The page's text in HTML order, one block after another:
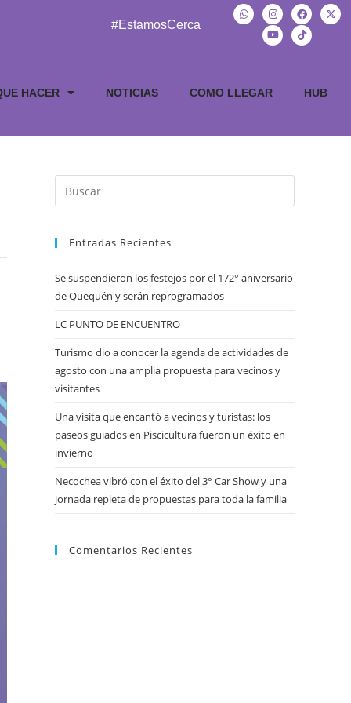
#EstamosCerca
HACER NOTICIAS COMO LLEGAR HUB
Entradas Recientes
Se suspendieron los festejos por el 172° aniversario
de Quequén y serán reprogramados
LC PUNTO DE ENCUENTRO
Turismo dio a conocer la agenda de actividades de
agosto con una amplia propuesta para vecinos y
visitantes
Una visita que encantó a vecinos y turistas: los
paseos guiados en Piscicultura fueron un éxito en
invierno
Necochea vibró con el éxito del 3° Car Show y una
jornada repleta de propuestas para toda la familia
Comentarios Recientes